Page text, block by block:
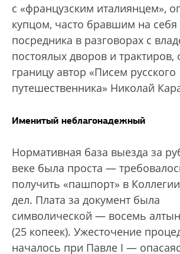
с «французским италиянцем»,
купцом, часто бравшим на себя
посредника в разговорах с
постоялых дворов и трактиров,
границу автор «Писем русского
путешественника» Николай
Именитый неблагонадежный
Нормативная база выезда за
веке была проста —
получить «пашпорт» в
дел. Плата за документ была
символической — восемь
(25 копеек). Ужесточение
началось при Павле I —